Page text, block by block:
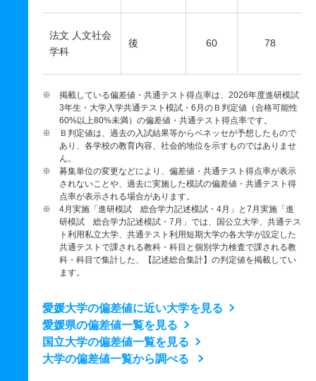
法文 人文社会
学科
後 60 78
※ 掲載している偏差値・共通テスト得点率は、2026年度進研模試
3年生・大学入学共通テスト模試・6月のＢ判定値（合格可能性
60%以上80%未満）の偏差値・共通テスト得点率です。
※ Ｂ判定値は、過去の入試結果等からベネッセが予想したもので
あり、各学校の教育内容、社会的地位を示すものではありませ
ん。
※ 募集単位の変更などにより、偏差値・共通テスト得点率が表示
されないことや、過去に実施した模試の偏差値・共通テスト得
点率が表示される場合があります。
※ 4月実施「進研模試 総合学力記述模試・4月」と7月実施「進
研模試 総合学力記述模試・7月」では、国公立大学、共通テス
ト利用私立大学、共通テスト利用短期大学の各大学が設定した
共通テストで課される教科・科目と個別学力検査で課される教
科・科目で集計した、【記述総合集計】の判定値を掲載してい
ます。
愛媛大学の偏差値に近い大学を見る
愛媛県の偏差値一覧を見る
国立大学の偏差値一覧を見る
大学の偏差値一覧から調べる